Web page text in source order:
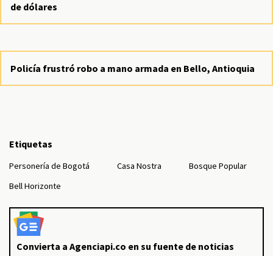
de dólares
Policía frustró robo a mano armada en Bello, Antioquia
Etiquetas
Personería de Bogotá Casa Nostra
Bosque Popular
Bell Horizonte
Convierta a Agenciapi.co en su fuente de noticias